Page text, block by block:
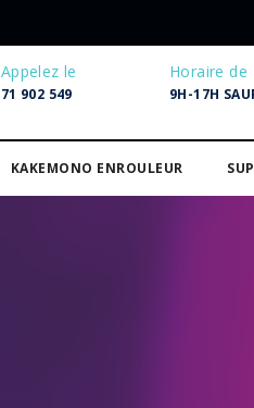
Appelez le
71 902 549
Horaire de
9H-17H
KAKEMONO ENROULEUR